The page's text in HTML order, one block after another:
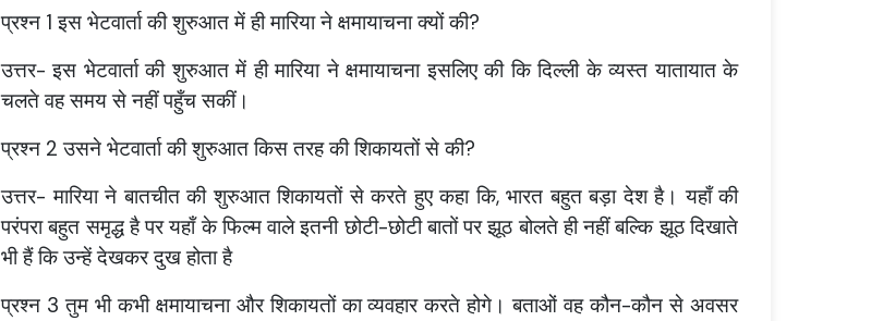
प्रश्न 1 इस भेटवार्ता की शुरुआत में ही मारिया ने क्षमायाचना क्यों की?
उत्तर- इस भेटवार्ता की शुरुआत में ही मारिया ने क्षमायाचना इसलिए की कि दिल्ली के व्यस्त यातायात के
चलते वह समय से नहीं पहुँच सकीं।
प्रश्न 2 उसने भेटवार्ता की शुरुआत किस तरह की शिकायतों से की?
उत्तर- मारिया ने बातचीत की शुरुआत शिकायतों से करते हुए कहा कि, भारत बहुत बड़ा देश है। यहाँ की
परंपरा बहुत समृद्ध है पर यहाँ के फिल्म वाले इतनी छोटी-छोटी बातों पर झूठ बोलते ही नहीं बल्कि झूठ दिखाते
भी हैं कि उन्हें देखकर दुख होता है
प्रश्न 3 तुम भी कभी क्षमायाचना और शिकायतों का व्यवहार करते होगे। बताओं वह कौन-कौन से अवसर